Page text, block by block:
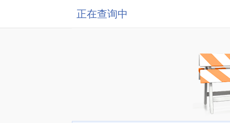
正在查询中